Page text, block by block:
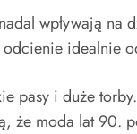
wpływają
idealnie
pasy i duże
że moda lat